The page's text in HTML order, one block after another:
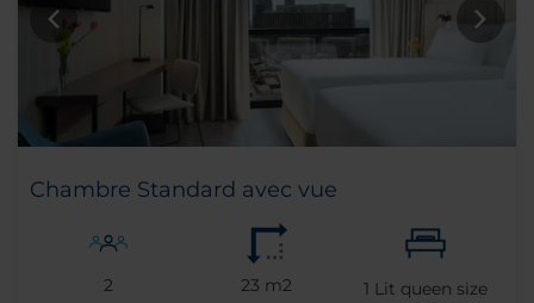
Chambre Standard avec vue
2 23 m2 1 Lit queen size